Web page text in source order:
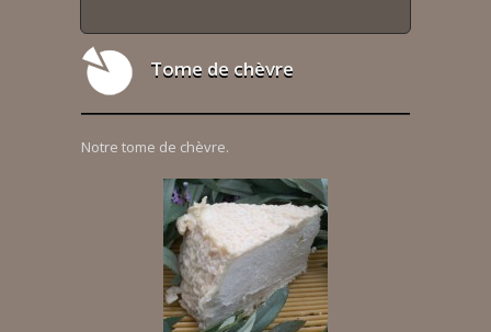
Tome de chèvre
Notre tome de chèvre.